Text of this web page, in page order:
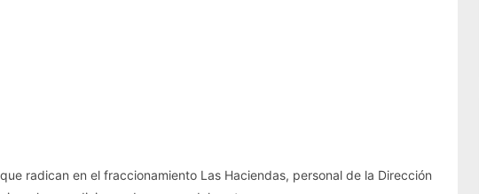
radican en el fraccionamiento Las Haciendas, personal de la Dirección